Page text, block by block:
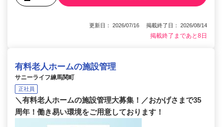
更新日： 2026/07/16 掲載終了日： 2026/08/14
掲載終了まであと8日
有料老人ホームの施設管理
サニーライフ練馬関町
正社員
＼有料老人ホームの施設管理大募集！／おかげさまで35
周年！働き易い環境をご用意しております！